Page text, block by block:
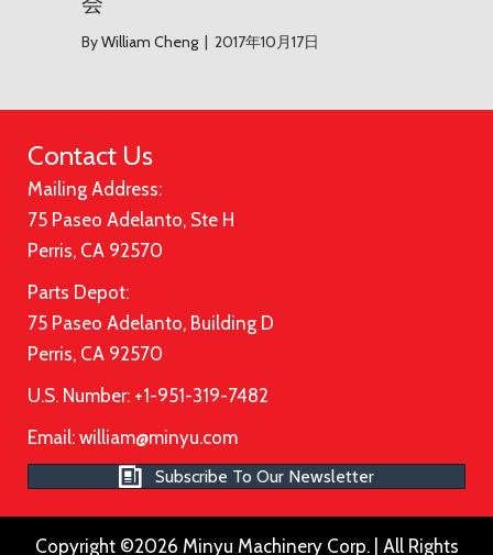
ByWilliam Cheng | 2017年10月17日
Contact Us
Mailing Address:
75 Paseo Adelanto, Ste H
Perris, CA 92570
Parts Depot:
75 Paseo Adelanto, Building D
Perris, CA 92570
U.S. Number: +1-951-319-7482
Email: william@minyu.com
Subscribe To Our Newsletter
Copyright ©2026 Minyu Machinery Corp. | All Rights